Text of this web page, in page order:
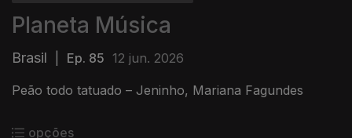
Planeta Música
Brasil Ep. 85 12 jun. 2026
Peão todo tatuado – Jeninho, Mariana Fagundes
opções